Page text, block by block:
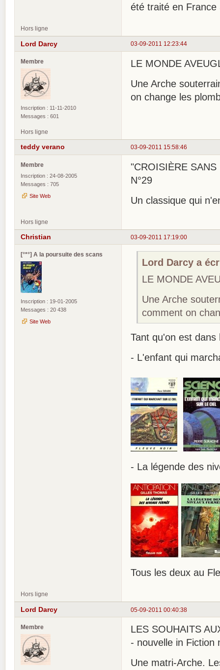
été traité en
Hors ligne
03-09-2011 12:23:44
Lord Darcy
Membre
Inscription : 11-11-2010
Messages : 601
LE MONDE
Une Arche
on change les
Hors ligne
03-09-2011 15:58:46
teddy verano
Membre
Inscription : 24-08-2005
Messages : 705
Site Web
"CROISIÈRE
N°29
Un classique qui
Hors ligne
03-09-2011 17:19:00
Christian
[°*°] A la poursuite des scans
Inscription : 19-01-2005
Messages : 20 438
Site Web
Lord Darcy a
LE MONDE
Une Arche
comment on
Tant qu'on est
- L'enfant qui
- La légende des
Tous les deux au
Hors ligne
05-09-2011 00:40:38
Lord Darcy
Membre
LES SOUHAITS
- nouvelle in Fiction
Une matri-Arche.